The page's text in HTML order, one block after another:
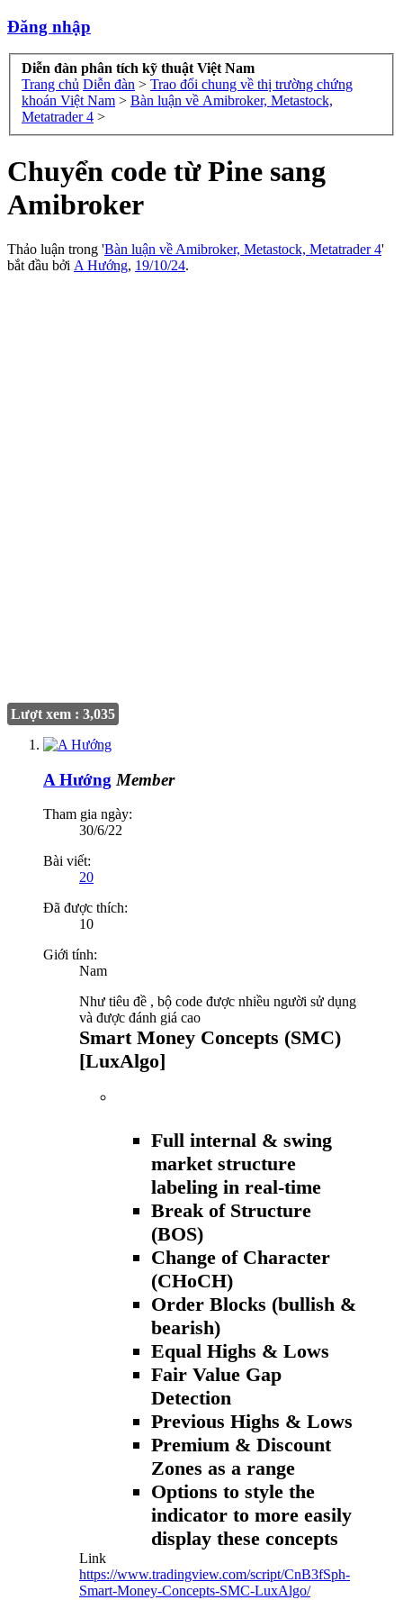
Đăng nhập
Diễn đàn phân tích kỹ thuật Việt Nam
Trang chủ Diễn đàn > Trao đổi chung về thị trường chứng
khoán Việt Nam > Bàn luận về Amibroker, Metastock,
Metatrader 4 >
Chuyển code từ Pine sang
Amibroker
Thảo luận trong 'Bàn luận về Amibroker, Metastock, Metatrader 4'
bắt đầu bởi A Hướng, 19/10/24.
Lượt xem : 3,035
A Hướng Member
Tham gia ngày:
30/6/22
Bài viết:
20
Đã được thích:
10
Giới tính:
Nam
Như tiêu đề , bộ code được nhiều người sử dụng
và được đánh giá cao
Smart Money Concepts (SMC)
[LuxAlgo]
Full internal & swing
market structure
labeling in real-time
Break of Structure
(BOS)
Change of Character
(CHoCH)
Order Blocks (bullish &
bearish)
Equal Highs & Lows
Fair Value Gap
Detection
Previous Highs & Lows
Premium & Discount
Zones as a range
Options to style the
indicator to more easily
display these concepts
Link
https://www.tradingview.com/script/CnB3fSph-
Smart-Money-Concepts-SMC-LuxAlgo/